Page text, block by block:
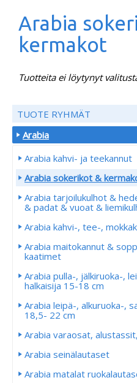
Arabia
kermakot
Tuotteita ei löytynyt
TUOTE RYHMÄT
Arabia
Arabia kahvi- ja teekannut
Arabia sokerikot &
Arabia tarjoilukulhot &
& padat & vuoat &
Arabia kahvi-, tee-,
Arabia maitokannut &
kaatimet
Arabia pulla-, jälkiruoka-,
halkaisija 15-18 cm
Arabia leipä-, alkuruoka-,
18,5- 22 cm
Arabia varaosat,
Arabia seinälautaset
Arabia matalat